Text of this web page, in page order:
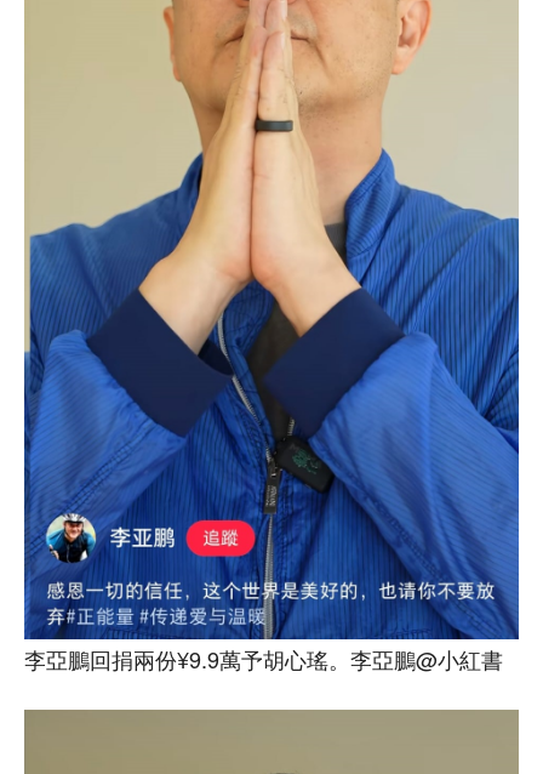
李亞鵬回捐兩份¥9.9萬予胡心瑤。李亞鵬@小紅書